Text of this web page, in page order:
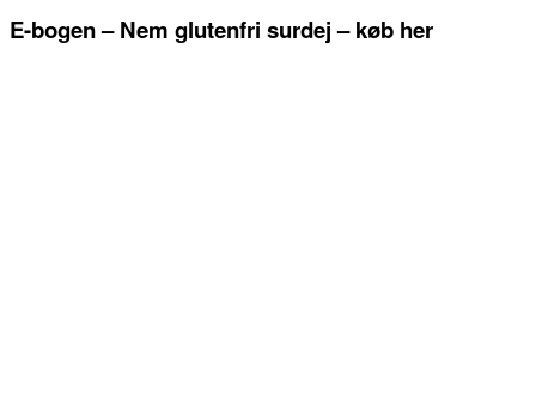
E-bogen – Nem glutenfri surdej – køb her